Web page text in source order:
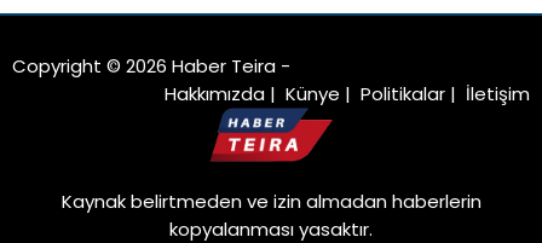
Copyright © 2026 Haber Teira -
Hakkımızda | Künye | Politikalar | İletişim
Kaynak belirtmeden ve izin almadan haberlerin
kopyalanması yasaktır.